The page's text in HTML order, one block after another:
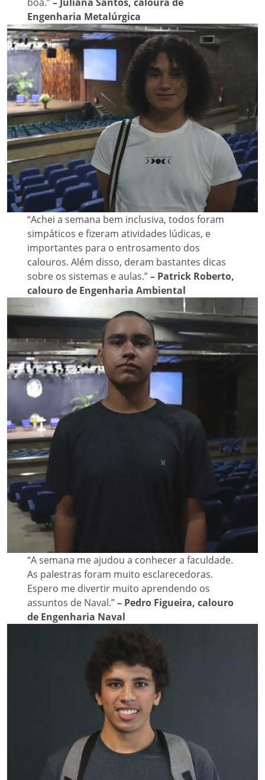
Engenharia Metalúrgica
“Achei a semana bem inclusiva, todos foram
simpáticos e fizeram atividades lúdicas, e
importantes para o entrosamento dos
calouros. Além disso, deram bastantes dicas
sobre os sistemas e aulas.”– Patrick Roberto,
calouro de Engenharia Ambiental
“A semana me ajudou a conhecer a faculdade.
As palestras foram muito esclarecedoras.
Espero me divertir muito aprendendo os
assuntos de Naval.”– Pedro Figueira, calouro
de Engenharia Naval